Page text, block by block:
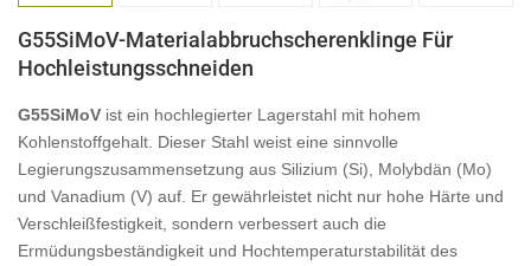
G55SiMoV-Materialabbruchscherenklinge Für
Hochleistungsschneiden
G55SiMoV ist ein hochlegierter Lagerstahl mit hohem
Kohlenstoffgehalt. Dieser Stahl weist eine sinnvolle
Legierungszusammensetzung aus Silizium (Si), Molybdän (Mo)
und Vanadium (V) auf. Er gewährleistet nicht nur hohe Härte und
Verschleißfestigkeit, sondern verbessert auch die
Ermüdungsbeständigkeit und Hochtemperaturstabilität des